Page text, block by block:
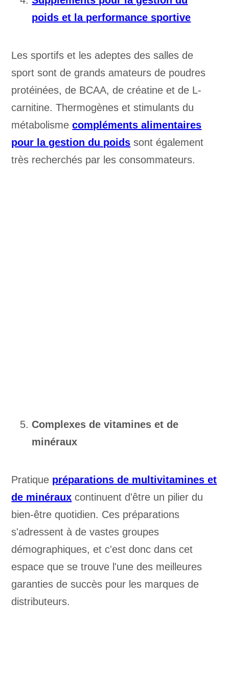
poids et la performance sportive
Les sportifs et les adeptes des salles de
sport sont de grands amateurs de poudres
protéinées, de BCAA, de créatine et de L-
carnitine. Thermogènes et stimulants du
métabolismecompléments alimentaires
pour la gestion du poids sont également
très recherchés par les consommateurs.
Complexes de vitamines et de
minéraux
Pratique préparations de multivitamines et
de minéraux continuent d'être un pilier du
bien-être quotidien. Ces préparations
s'adressent à de vastes groupes
démographiques, et c'est donc dans cet
espace que se trouve l'une des meilleures
garanties de succès pour les marques de
distributeurs.